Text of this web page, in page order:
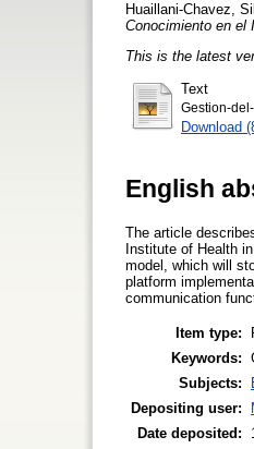
Huaillani-Chavez,
Conocimiento en el
This is the latest
Text
Gestion-
Download
English
The article
Institute of Health
model, which will
platform
communication
Item type:
Keywords:
Subjects:
Depositing user:
Date deposited: